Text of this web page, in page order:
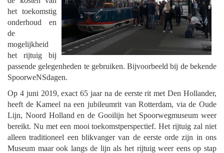
het toekomstig
onderhoud en
de
mogelijkheid
het rijtuig bij
passende gelegenheden te gebruiken. Bijvoorbeeld bij de bekende
SpoorweNSdagen.
Op 4 juni 2019, exact 65 jaar na de eerste rit met Den Hollander,
heeft de Kameel na een jubileumrit van Rotterdam, via de Oude
Lijn, Noord Holland en de Gooilijn het Spoorwegmuseum weer
bereikt. Nu met een mooi toekomstperspectief. Het rijtuig zal niet
alleen traditioneel een blikvanger van de eerste orde zijn in ons
Museum maar ook langs de lijn als het rijtuig weer eens op stap